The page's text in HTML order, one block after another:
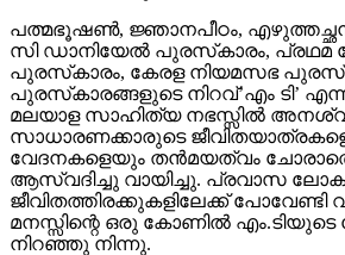
പത്മഭൂഷണ്‍, ജ്ഞാനപീഠം,
സി ഡാനിയേല്‍ പുരസ്‌കാരം, പ്രഥമ
പുരസ്‌കാരം, കേരള നിയമസഭ
പുരസ്‌കാരങ്ങളുടെ നിറവ്’എം ടി’
മലയാള സാഹിത്യ നഭസ്സില്‍
സാധാരണക്കാരുടെ
വേദനകളെയും തന്‍മയത്വം
ആസ്വദിച്ചു വായിച്ചു. പ്രവാസ
ജീവിതത്തിരക്കുകളിലേക്ക് പോവേണ്ടി
മനസ്സിന്റെ ഒരു കോണില്‍
നിറഞ്ഞു നിന്നു.